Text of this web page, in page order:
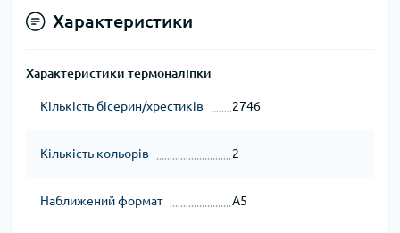
Характеристики
Характеристики термоналіпки
Кількість бісерин/хрестиків 2746
Кількість кольорів 2
Наближений формат А5